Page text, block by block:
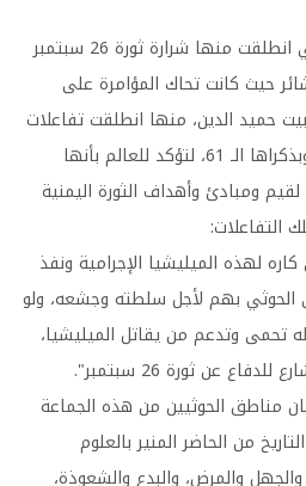
ومن قلب العاصمة صنعاء، التي انطلقت منها شرارة ثورة 26 سبتمبر
البشائر حيث كانت تحاك المؤامرة على
حميد الدين، منها انطلقت تفاعلات
حرة للاحتفال بهذه المناسبة وبذكراها الـ 61، لتؤكد للعالم بأنها
ومبادئ وأهداف الثورة اليمنية
التفاعلات:
لهذه الميليشيا الإجرامية ونفذ
الحوثي بهم لأجل سلطته وجشعه، ولو
تحمى وتدعم من يقاتل الميليشيا،
عن ثورة 26 سبتمبر".
مناطق الحوثيين من هذه الجماعة
من الحاضر المنير بالعلوم
والمرض، والبدع والشعوذة،